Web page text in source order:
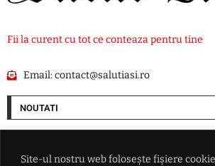
Site-ul nostru web folosește fișiere
Fii la curent cu tot ce conteaza pentru tine
Email:contact@salutiasi.ro
NOUTATI
drone